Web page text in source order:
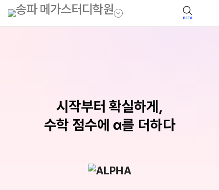
BETA
시작부터 확실하게,
수학 점수에 α를 더하다